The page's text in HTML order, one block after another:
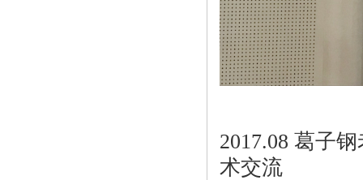
2017.08 葛子
术交流